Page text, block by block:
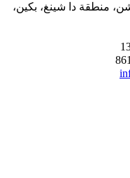
منطقة دا شينغ، بكين،